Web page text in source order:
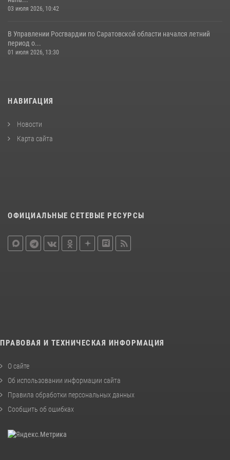
03 июля 2026, 10:42
В Управлении Росгвардии по Саратовской области начался летний
период о...
01 июля 2026, 13:30
НАВИГАЦИЯ
Новости
Карта сайта
ОФИЦИАЛЬНЫЕ СЕТЕВЫЕ РЕСУРСЫ
ПРАВОВАЯ И ТЕХНИЧЕСКАЯ ИНФОРМАЦИЯ
О сайте
Об использовании информации сайта
Правила обработки персональных данных
Сообщить об ошибках